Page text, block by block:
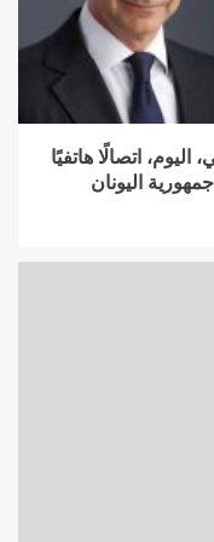
اتصالًا هاتفيًا
اليونان